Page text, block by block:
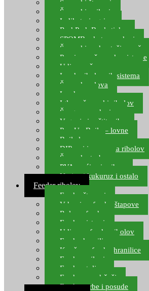
Šaranski štapovi
Šaranski najloni
Indikatori ugriza
Rod Pod, Banksticks
SPOMB rakete, markeri
Šaranski podmetači, mreže
Pernice za šaranske sisteme
Udice za šarana, amura
Izrada ribolovnih sistema
Šaranska olova
Leadcore
Igle za šaranski ribolov
Špage, upredenice
Vaganje i zaštita ribe
Pop Up Boile – lovne
Boile lovne
DIP-ovi i arome za ribolov
Šaranske torbe
PVA vrećice i pribor
Umjetni kukuruz i ostalo
Feeder ribolov
Feeder štapovi
Vrhovi za feeder štapove
Role za feeder
Feeder sistemi
Udice za feeder ribolov
Feeder hranilice
Kopče za feeder hranilice
Feeder najloni
Feeder stolice
Feeder arm držači
Feeder torbe i posude